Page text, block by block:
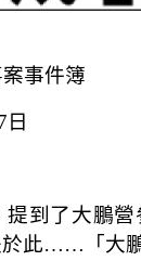
事件簿
日
到了大鵬
於此……「大